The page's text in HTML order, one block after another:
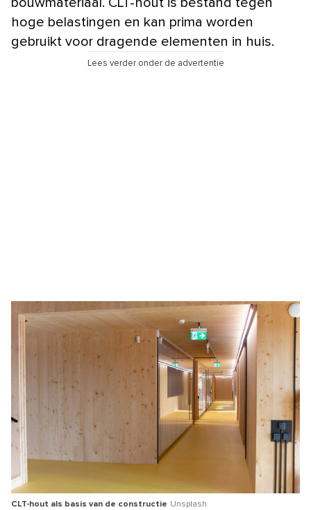
hoge belastingen en kan prima worden
gebruikt voor dragende elementen in huis.
Lees verder onder de advertentie
CLT-hout als basis van de constructie Unsplash